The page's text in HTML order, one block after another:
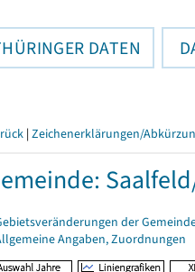
DATEN
| Zeichenerklärungen/
der
Angaben, Zuordnungen